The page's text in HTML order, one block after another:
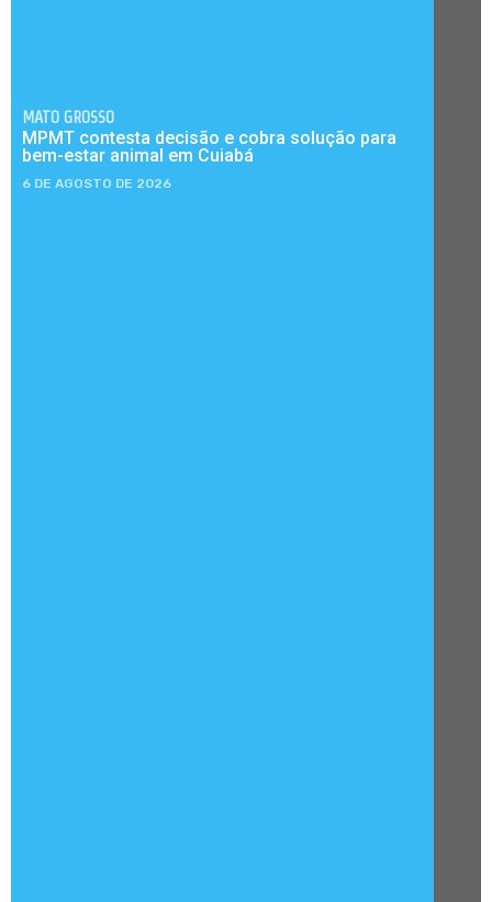
MATO GROSSO
MPMT contesta decisão e cobra solução para
bem-estar animal em Cuiabá
6 DE AGOSTO DE 2026